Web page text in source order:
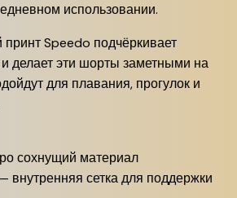
использовании.
Speedo подчёркивает
делает эти шорты заметными на
для плавания, прогулок и
сохнущий материал
внутренняя сетка для поддержки